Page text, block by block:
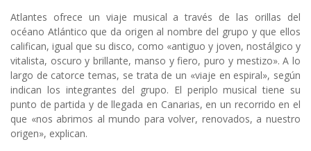
Atlantes ofrece un viaje musical a través de las orillas del
océano Atlántico que da origen al nombre del grupo y que ellos
califican, igual que su disco, como «antiguo y joven, nostálgico y
vitalista, oscuro y brillante, manso y fiero, puro y mestizo». A lo
largo de catorce temas, se trata de un «viaje en espiral», según
indican los integrantes del grupo. El periplo musical tiene su
punto de partida y de llegada en Canarias, en un recorrido en el
que «nos abrimos al mundo para volver, renovados, a nuestro
origen», explican.